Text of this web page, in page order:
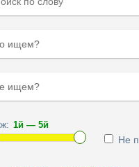
ищем?
ищем?
Не